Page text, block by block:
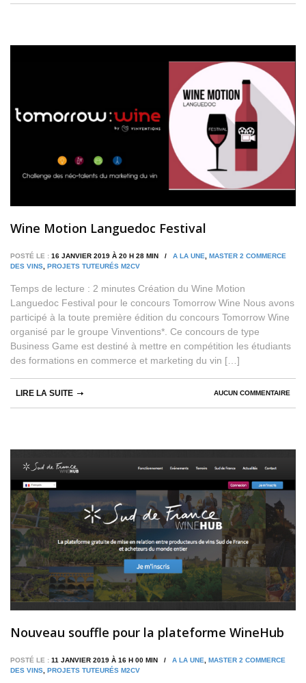
Wine Motion Languedoc Festival
POSTÉ LE : 16 JANVIER 2019 À 20 H 28 MIN / A LA UNE
MASTER 2 COMMERCE
DES VINS PROJETS TUTEURÉS M2CV
Temps de lecture : 2 minutes Création du Wine Motion
Languedoc Festival pour le concours Tomorrow Wine Nous avons
participé à la toute première édition du concours Tomorrow Wine
organisé par le groupe Vinventions*. Ce concours de type
Business Game est destiné à mettre en compétition les étudiants
des formations en commerce et marketing du vin […]
AUCUN COMMENTAIRE
LIRE LA SUITE
Nouveau souffle pour la plateforme WineHub
POSTÉ LE : 11 JANVIER 2019 À 16 H 00 MIN / A LA UNE
MASTER 2 COMMERCE
DES VINS PROJETS TUTEURÉS M2CV